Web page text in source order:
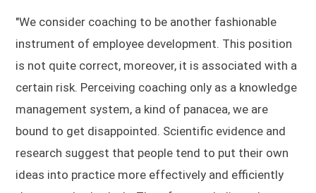
"We consider coaching to be another fashionable
instrument of employee development. This position
is not quite correct, moreover, it is associated with a
certain risk. Perceiving coaching only as a knowledge
management system, a kind of panacea, we are
bound to get disappointed. Scientific evidence and
research suggest that people tend to put their own
ideas into practice more effectively and efficiently